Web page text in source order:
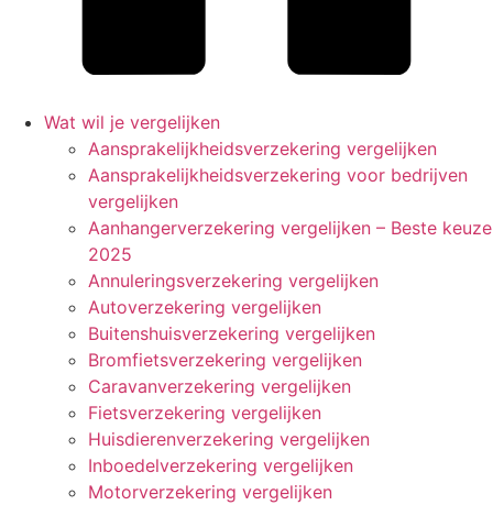
Wat wil je vergelijken
Aansprakelijkheidsverzekering vergelijken
Aansprakelijkheidsverzekering voor bedrijven
vergelijken
Aanhangerverzekering vergelijken – Beste keuze
2025
Annuleringsverzekering vergelijken
Autoverzekering vergelijken
Buitenshuisverzekering vergelijken
Bromfietsverzekering vergelijken
Caravanverzekering vergelijken
Fietsverzekering vergelijken
Huisdierenverzekering vergelijken
Inboedelverzekering vergelijken
Motorverzekering vergelijken